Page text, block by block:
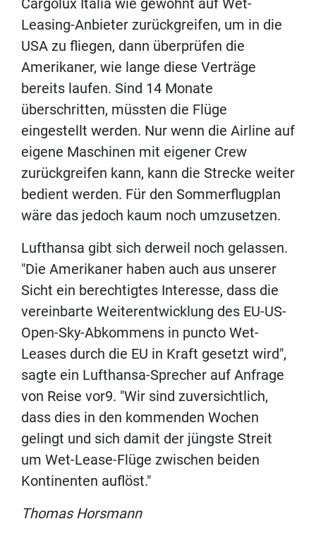
Leasing-Anbieter zurückgreifen, um in die
USA zu fliegen, dann überprüfen die
Amerikaner, wie lange diese Verträge
bereits laufen. Sind 14 Monate
überschritten, müssten die Flüge
eingestellt werden. Nur wenn die Airline auf
eigene Maschinen mit eigener Crew
zurückgreifen kann, kann die Strecke weiter
bedient werden. Für den Sommerflugplan
wäre das jedoch kaum noch umzusetzen.
Lufthansa gibt sich derweil noch gelassen.
"Die Amerikaner haben auch aus unserer
Sicht ein berechtigtes Interesse, dass die
vereinbarte Weiterentwicklung des EU-US-
Open-Sky-Abkommens in puncto Wet-
Leases durch die EU in Kraft gesetzt wird",
sagte ein Lufthansa-Sprecher auf Anfrage
von Reise vor9. "Wir sind zuversichtlich,
dass dies in den kommenden Wochen
gelingt und sich damit der jüngste Streit
um Wet-Lease-Flüge zwischen beiden
Kontinenten auflöst."
Thomas Horsmann